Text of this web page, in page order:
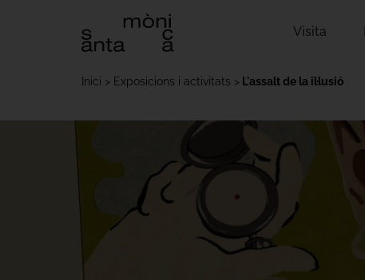
Visita
Inici Exposicions i activitats L'assalt de la il·lusió